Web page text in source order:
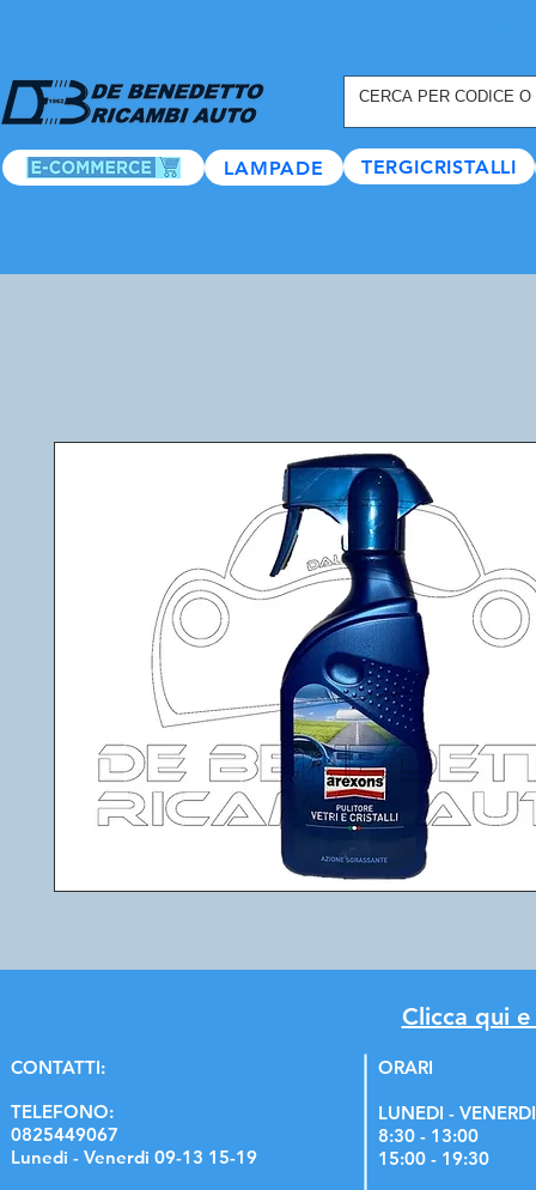
LAMPADE TERGICRISTALLI
Clicca qui
CONTATTI:
TELEFONO:
0825449067
Lunedi - Venerdi 09-13 15-19
ORARI
LUNEDI - VENERDI
8:30 - 13:00
15:00 - 19:30